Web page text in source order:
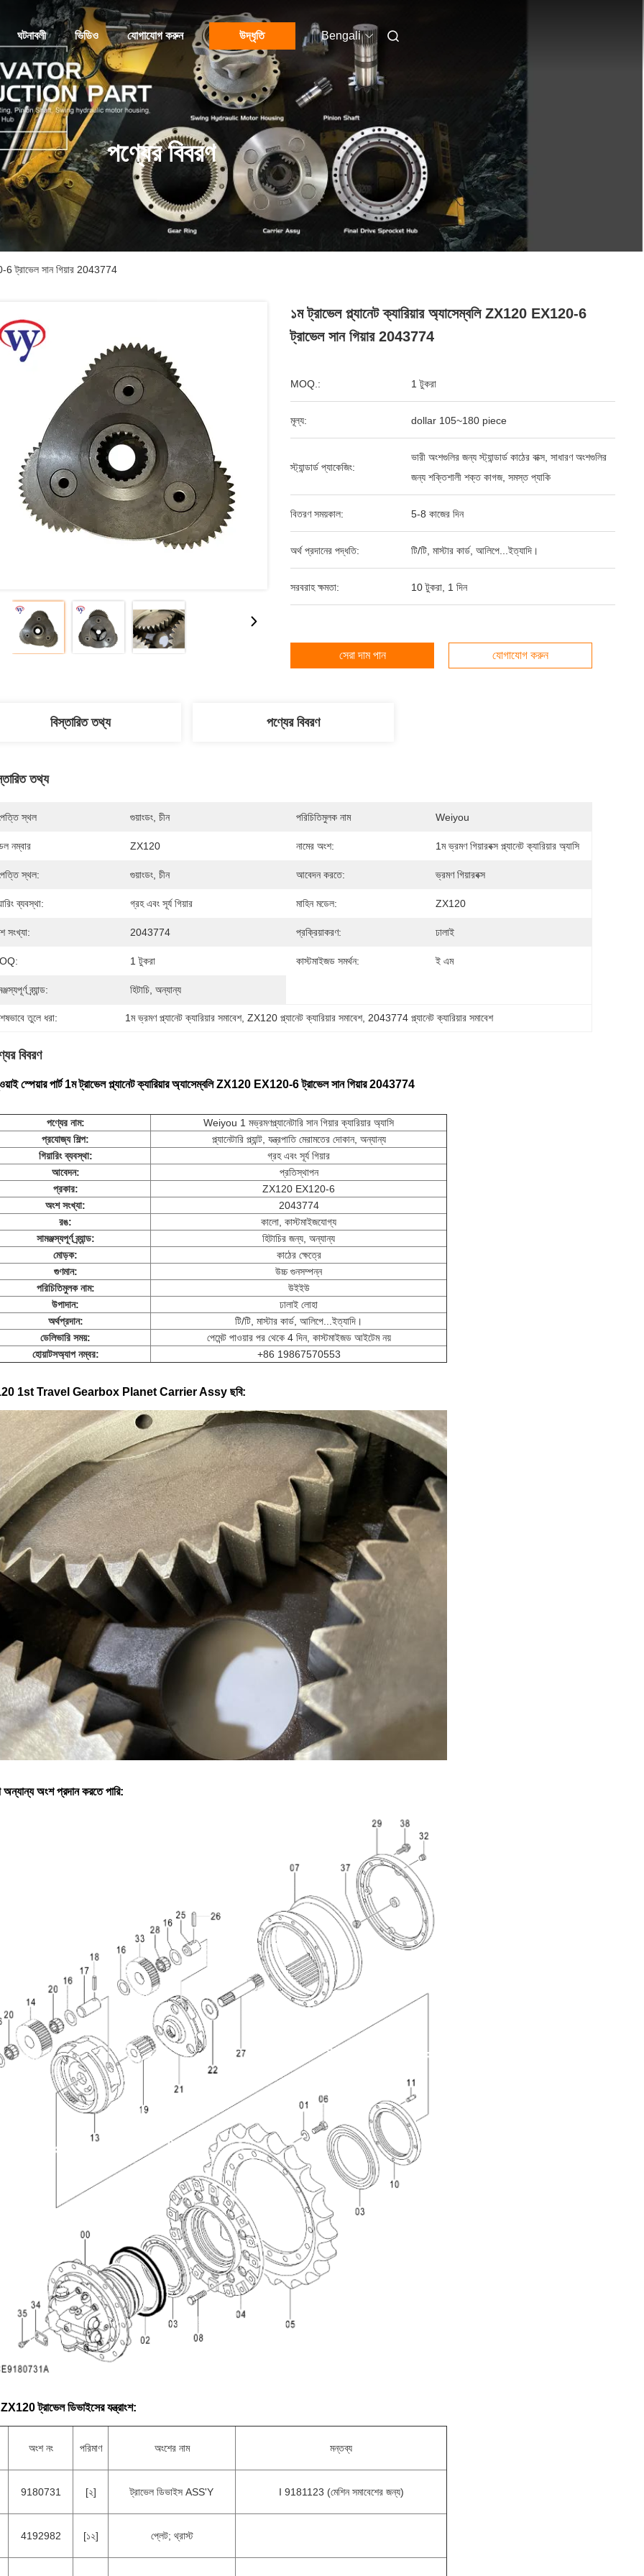
ঘটনাবলী ভিডিও যোগাযোগ করুন উদ্ধৃতি Bengali
পণ্যের বিবরণ
6 ট্রাভেল সান গিয়ার 2043774
১ম ট্রাভেল প্ল্যানেট ক্যারিয়ার অ্যাসেম্বলি ZX120 EX120-6
ট্রাভেল সান গিয়ার 2043774
MOQ.: 1 টুকরা
মূল্য: dollar 105~180 piece
স্ট্যান্ডার্ড প্যাকেজিং:
ভারী অংশগুলির জন্য স্ট্যান্ডার্ড কাঠের বাক্স, সাধারণ অংশগুলির
জন্য শক্তিশালী শক্ত কাগজ, সমস্ত প্যাকি
বিতরণ সময়কাল: 5-8 কাজের দিন
অর্থ প্রদানের পদ্ধতি: টি/টি, মাস্টার কার্ড, আলিপে...ইত্যাদি।
সরবরাহ ক্ষমতা: 10 টুকরা, 1 দিন
সেরা দাম পান যোগাযোগ করুন
বিস্তারিত তথ্য পণ্যের বিবরণ
তথ্য
স্থল গুয়াংডং, চীন পরিচিতিমুলক নাম Weiyou
নম্বার ZX120 নামের অংশ: 1ম ভ্রমণ গিয়ারবক্স প্ল্যানেট ক্যারিয়ার অ্যাসি
স্থল: গুয়াংডং, চীন আবেদন করতে: ভ্রমণ গিয়ারবক্স
ব্যবস্থা: গ্রহ এবং সূর্য গিয়ার মাহিন মডেল: ZX120
সংখ্যা: 2043774 প্রক্রিয়াকরণ: ঢালাই
1 টুকরা কাস্টমাইজড সমর্থন: ই এম
ব্র্যান্ড: হিটাচি, অন্যান্য
তুলে ধরা: 1ম ভ্রমণ প্ল্যানেট ক্যারিয়ার সমাবেশ, ZX120 প্ল্যানেট ক্যারিয়ার সমাবেশ, 2043774 প্ল্যানেট ক্যারিয়ার সমাবেশ
বিবরণ
স্পেয়ার পার্ট 1ম ট্রাভেল প্ল্যানেট ক্যারিয়ার অ্যাসেম্বলি ZX120 EX120-6 ট্রাভেল সান গিয়ার 2043774
পণ্যের নাম: Weiyou 1 মভ্রমণপ্ল্যানেটারি সান গিয়ার ক্যারিয়ার অ্যাসি
প্রযোজ্য শিল্প:
প্ল্যানেটারি প্ল্যান্ট, যন্ত্রপাতি মেরামতের দোকান, অন্যান্য
গিয়ারিং ব্যবস্থা:
গ্রহ এবং সূর্য গিয়ার
আবেদন:
প্রতিস্থাপন
প্রকার:
ZX120 EX120-6
অংশ সংখ্যা:
2043774
রঙ:
কালো, কাস্টমাইজযোগ্য
সামঞ্জস্যপূর্ণ ব্র্যান্ড:
হিটাচির জন্য, অন্যান্য
মোড়ক:
কাঠের ক্ষেত্রে
গুণমান:
উচ্চ গুনসম্পন্ন
পরিচিতিমুলক নাম:
উইইউ
উপাদান:
ঢালাই লোহা
অর্থপ্রদান:
টি/টি, মাস্টার কার্ড, আলিপে...ইত্যাদি।
ডেলিভারি সময়:
পেমেন্ট পাওয়ার পর থেকে 4 দিন, কাস্টমাইজড আইটেম নয়
হোয়াটসঅ্যাপ নম্বর:
+86 19867570553
1st Travel Gearbox Planet Carrier Assy ছবি:
অংশ প্রদান করতে পারি:
ট্রাভেল ডিভাইসের যন্ত্রাংশ:
অংশ নং পরিমাণ অংশের নাম মন্তব্য
9180731 [২] ট্রাভেল ডিভাইস ASS'Y I 9181123 (মেশিন সমাবেশের জন্য)
4192982 [১২] প্লেট; থ্রাস্ট